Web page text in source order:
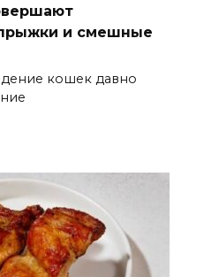
и смешные
кошек давно